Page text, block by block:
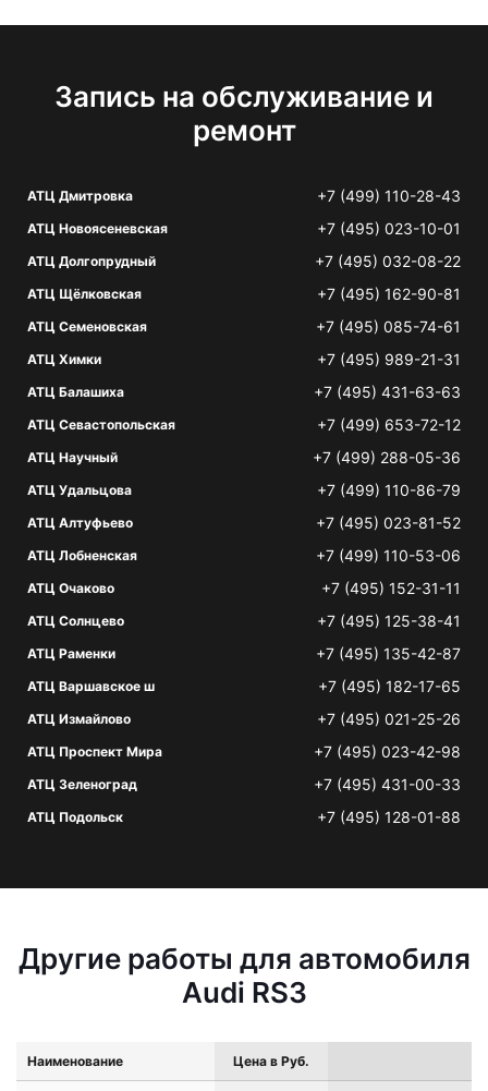
Запись на обслуживание и
ремонт
АТЦ Дмитровка +7 (499) 110-28-43
АТЦ Новоясеневская +7 (495) 023-10-01
АТЦ Долгопрудный +7 (495) 032-08-22
АТЦ Щёлковская +7 (495) 162-90-81
АТЦ Семеновская +7 (495) 085-74-61
АТЦ Химки +7 (495) 989-21-31
АТЦ Балашиха +7 (495) 431-63-63
АТЦ Севастопольская +7 (499) 653-72-12
АТЦ Научный +7 (499) 288-05-36
АТЦ Удальцова +7 (499) 110-86-79
АТЦ Алтуфьево +7 (495) 023-81-52
АТЦ Лобненская +7 (499) 110-53-06
АТЦ Очаково +7 (495) 152-31-11
АТЦ Солнцево +7 (495) 125-38-41
АТЦ Раменки +7 (495) 135-42-87
АТЦ Варшавское ш +7 (495) 182-17-65
АТЦ Измайлово +7 (495) 021-25-26
АТЦ Проспект Мира +7 (495) 023-42-98
АТЦ Зеленоград +7 (495) 431-00-33
АТЦ Подольск +7 (495) 128-01-88
Другие работы для автомобиля
Audi RS3
Наименование Цена в Руб.